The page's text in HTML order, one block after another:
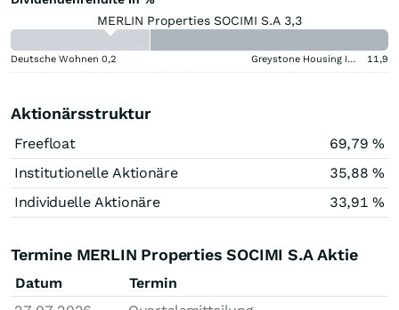
MERLIN Properties SOCIMI S.A 3,3
Deutsche Wohnen 0,2 Greystone Housing Impact Investors LP Benef Unit Cert 11,9
Aktionärsstruktur
Freefloat
69,79 %
Institutionelle Aktionäre
35,88 %
Individuelle Aktionäre
33,91 %
Termine MERLIN Properties SOCIMI S.A Aktie
Datum
Termin